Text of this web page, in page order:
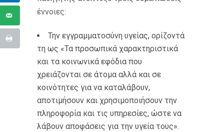
έννοιες:
Την εγγραμματοσύνη υγείας, ορίζοντά
τη ως «Τα προσωπικά χαρακτηριστικά
και τα κοινωνικά εφόδια που
χρειάζονται σε άτομα αλλά και σε
κοινότητες για να καταλάβουν,
αποτιμήσουν και χρησιμοποιήσουν την
πληροφορία και τις υπηρεσίες, ώστε να
λάβουν αποφάσεις για την υγεία τους».